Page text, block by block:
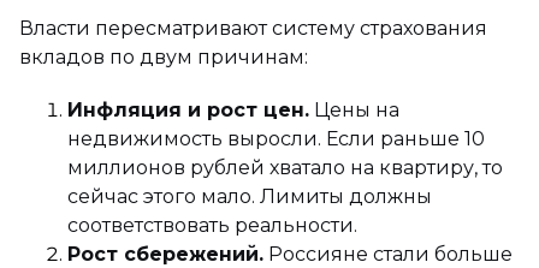
Власти пересматривают систему страхования
вкладов по двум причинам:
Инфляция и рост цен. Цены на
недвижимость выросли. Если раньше 10
миллионов рублей хватало на квартиру, то
сейчас этого мало. Лимиты должны
соответствовать реальности.
Рост сбережений. Россияне стали больше